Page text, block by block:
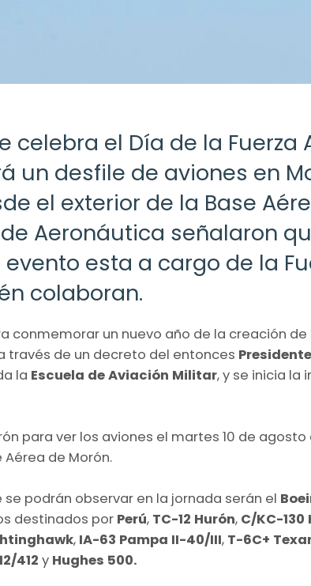
celebra el Día de la Fuerza
un desfile de aviones en
el exterior de la Base
Aeronáutica señalaron
esta a cargo de la
colaboran.
conmemorar un nuevo año de la creación de
través de un decreto del entonces
la Escuela de Aviación Militar, y se inicia la
para ver los aviones el martes 10 de agosto
de Morón.
podrán observar en la jornada serán el
destinados por Perú, TC-12 Hurón, C/KC-130
, IA-63 Pampa II-40/III, T-6C+
412 y Hughes 500.